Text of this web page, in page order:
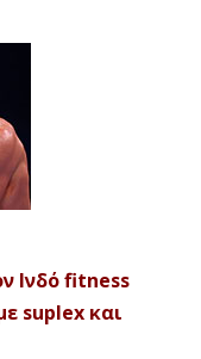
Ινδό fitness
suplex και